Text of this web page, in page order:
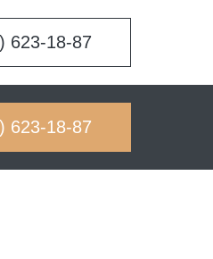
623-18-87
623-18-87